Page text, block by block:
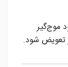
موج‌گیر
تعویض شود.